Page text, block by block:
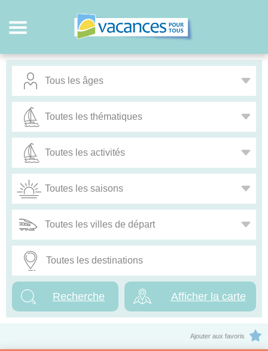
Afficher la carte
Ajouter aux favoris